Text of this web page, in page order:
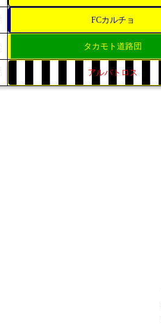
FCカルチョ
タカモト道路団
アルバトロス